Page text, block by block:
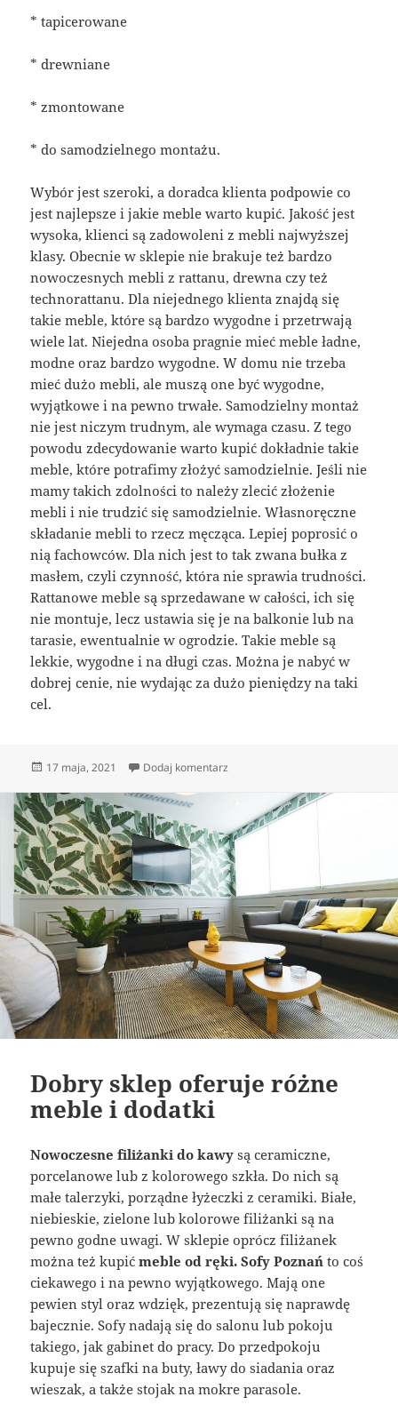
* tapicerowane
* drewniane
* zmontowane
* do samodzielnego montażu.
Wybór jest szeroki, a doradca klienta podpowie co
jest najlepsze i jakie meble warto kupić. Jakość jest
wysoka, klienci są zadowoleni z mebli najwyższej
klasy. Obecnie w sklepie nie brakuje też bardzo
nowoczesnych mebli z rattanu, drewna czy też
technorattanu. Dla niejednego klienta znajdą się
takie meble, które są bardzo wygodne i przetrwają
wiele lat. Niejedna osoba pragnie mieć meble ładne,
modne oraz bardzo wygodne. W domu nie trzeba
mieć dużo mebli, ale muszą one być wygodne,
wyjątkowe i na pewno trwałe. Samodzielny montaż
nie jest niczym trudnym, ale wymaga czasu. Z tego
powodu zdecydowanie warto kupić dokładnie takie
meble, które potrafimy złożyć samodzielnie. Jeśli nie
mamy takich zdolności to należy zlecić złożenie
mebli i nie trudzić się samodzielnie. Własnoręczne
składanie mebli to rzecz męcząca. Lepiej poprosić o
nią fachowców. Dla nich jest to tak zwana bułka z
masłem, czyli czynność, która nie sprawia trudności.
Rattanowe meble są sprzedawane w całości, ich się
nie montuje, lecz ustawia się je na balkonie lub na
tarasie, ewentualnie w ogrodzie. Takie meble są
lekkie, wygodne i na długi czas. Można je nabyć w
dobrej cenie, nie wydając za dużo pieniędzy na taki
cel.
Opublikowano
17 maja, 2021 Dodaj komentarz
Dobry sklep oferuje różne
meble i dodatki
Nowoczesne filiżanki do kawysą ceramiczne,
porcelanowe lub z kolorowego szkła. Do nich są
małe talerzyki, porządne łyżeczki z ceramiki. Białe,
niebieskie, zielone lub kolorowe filiżanki są na
pewno godne uwagi. W sklepie oprócz filiżanek
można też kupićmeble od ręki. Sofy Poznańto coś
ciekawego i na pewno wyjątkowego. Mają one
pewien styl oraz wdzięk, prezentują się naprawdę
bajecznie. Sofy nadają się do salonu lub pokoju
takiego, jak gabinet do pracy. Do przedpokoju
kupuje się szafki na buty, ławy do siadania oraz
wieszak, a także stojak na mokre parasole.